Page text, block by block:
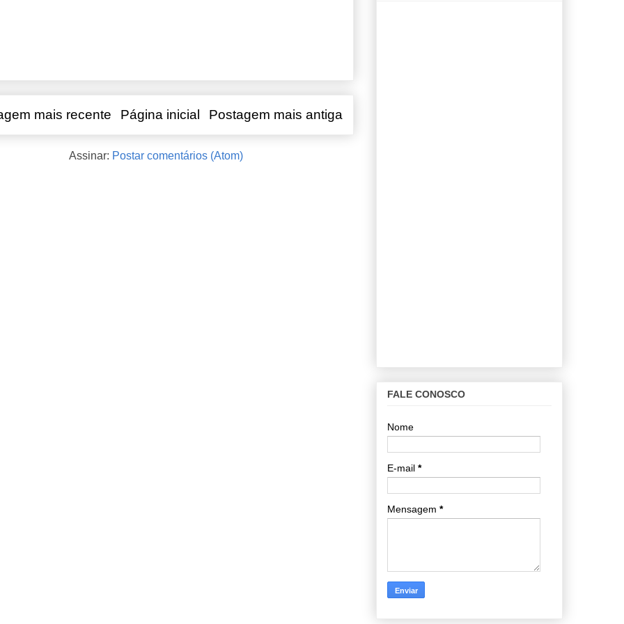
mais recente Postagem mais antiga
Página inicial
Assinar: Postar comentários (Atom)
FALE CONOSCO
Nome
E-mail *
Mensagem *